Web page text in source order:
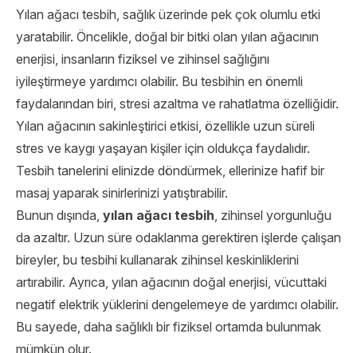
Yılan ağacı tesbih, sağlık üzerinde pek çok olumlu etki
yaratabilir. Öncelikle, doğal bir bitki olan yılan ağacının
enerjisi, insanların fiziksel ve zihinsel sağlığını
iyileştirmeye yardımcı olabilir. Bu tesbihin en önemli
faydalarından biri, stresi azaltma ve rahatlatma özelliğidir.
Yılan ağacının sakinleştirici etkisi, özellikle uzun süreli
stres ve kaygı yaşayan kişiler için oldukça faydalıdır.
Tesbih tanelerini elinizde döndürmek, ellerinize hafif bir
masaj yaparak sinirlerinizi yatıştırabilir.
Bunun dışında, yılan ağacı tesbih, zihinsel yorgunluğu
da azaltır. Uzun süre odaklanma gerektiren işlerde çalışan
bireyler, bu tesbihi kullanarak zihinsel keskinliklerini
artırabilir. Ayrıca, yılan ağacının doğal enerjisi, vücuttaki
negatif elektrik yüklerini dengelemeye de yardımcı olabilir.
Bu sayede, daha sağlıklı bir fiziksel ortamda bulunmak
mümkün olur.